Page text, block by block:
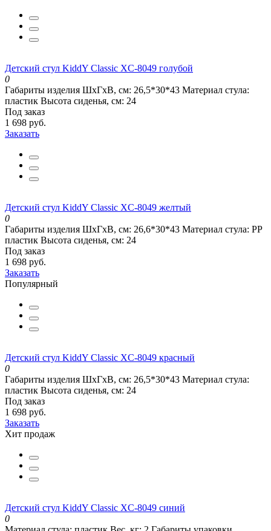
Детский стул KiddY Classic XC-8049 голубой
0
Габариты изделия ШхГхВ, см: 26,5*30*43 Материал стула:
пластик Высота сиденья, см: 24
Под заказ
1 698 руб.
Заказать
Детский стул KiddY Classic XC-8049 желтый
0
Габариты изделия ШхГхВ, см: 26,6*30*43 Материал стула: РР
пластик Высота сиденья, см: 24
Под заказ
1 698 руб.
Заказать
Популярный
Детский стул KiddY Classic XC-8049 красный
0
Габариты изделия ШхГхВ, см: 26,5*30*43 Материал стула:
пластик Высота сиденья, см: 24
Под заказ
1 698 руб.
Заказать
Хит продаж
Детский стул KiddY Classic XC-8049 синий
0